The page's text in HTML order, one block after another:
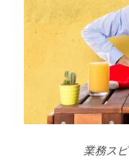
業務ス